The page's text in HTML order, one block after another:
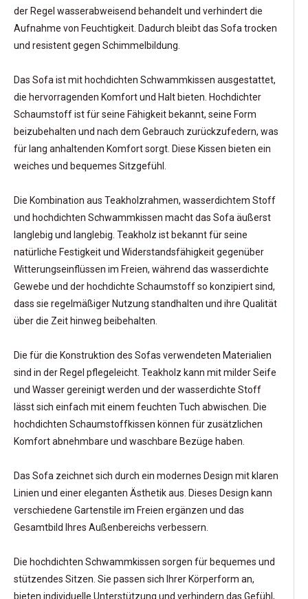
der Regel wasserabweisend behandelt und verhindert die
Aufnahme von Feuchtigkeit. Dadurch bleibt das Sofa trocken
und resistent gegen Schimmelbildung.
Das Sofa ist mit hochdichten Schwammkissen ausgestattet,
die hervorragenden Komfort und Halt bieten. Hochdichter
Schaumstoff ist für seine Fähigkeit bekannt, seine Form
beizubehalten und nach dem Gebrauch zurückzufedern, was
für lang anhaltenden Komfort sorgt. Diese Kissen bieten ein
weiches und bequemes Sitzgefühl.
Die Kombination aus Teakholzrahmen, wasserdichtem Stoff
und hochdichten Schwammkissen macht das Sofa äußerst
langlebig und langlebig. Teakholz ist bekannt für seine
natürliche Festigkeit und Widerstandsfähigkeit gegenüber
Witterungseinflüssen im Freien, während das wasserdichte
Gewebe und der hochdichte Schaumstoff so konzipiert sind,
dass sie regelmäßiger Nutzung standhalten und ihre Qualität
über die Zeit hinweg beibehalten.
Die für die Konstruktion des Sofas verwendeten Materialien
sind in der Regel pflegeleicht. Teakholz kann mit milder Seife
und Wasser gereinigt werden und der wasserdichte Stoff
lässt sich einfach mit einem feuchten Tuch abwischen. Die
hochdichten Schaumstoffkissen können für zusätzlichen
Komfort abnehmbare und waschbare Bezüge haben.
Das Sofa zeichnet sich durch ein modernes Design mit klaren
Linien und einer eleganten Ästhetik aus. Dieses Design kann
verschiedene Gartenstile im Freien ergänzen und das
Gesamtbild Ihres Außenbereichs verbessern.
Die hochdichten Schwammkissen sorgen für bequemes und
stützendes Sitzen. Sie passen sich Ihrer Körperform an,
bieten individuelle Unterstützung und verhindern das Gefühl,